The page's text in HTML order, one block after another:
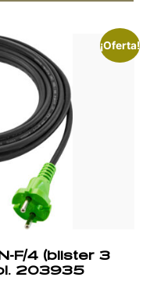
¡Oferta!
F/4 (blister 3
203935